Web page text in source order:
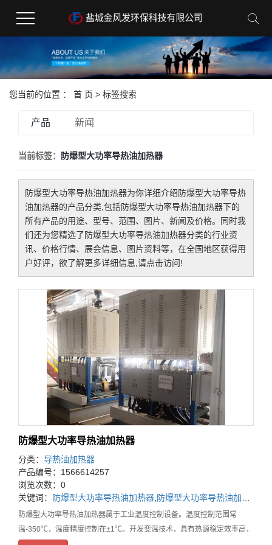
您当前的位置 ： 首 页 > 标签搜索
产品 新闻
当前标签： 防爆型大功率导热油加热器
防爆型大功率导热油加热器为你详细介绍防爆型大功率导热
油加热器的产品分类,包括防爆型大功率导热油加热器下的
所有产品的用途、型号、范围、图片、新闻及价格。同时我
们还为您精选了防爆型大功率导热油加热器分类的行业资
讯、价格行情、展会信息、图片资料等，在全国地区获得用
户好评，欲了解更多详细信息,请点击访问!
防爆型大功率导热油加热器
分类： 导热油加热器
产品编号：1566614257
浏览次数：0
关键词：
防爆型大功率导热油加热器 防爆型大功率导热油加热器价格
防爆型大功率导热油加热器属于工业温度控制设备。温度控制范围常
温-350℃，温度精度控制在±1℃。开发变温技术，具有热源稳定效率高，